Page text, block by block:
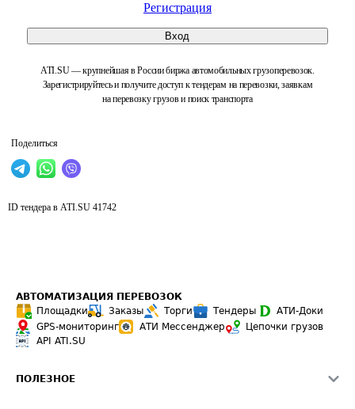
Регистрация
Вход
ATI.SU — крупнейшая в России биржа автомобильных грузоперевозок.
Зарегистрируйтесь и получите доступ к тендерам на перевозки, заявкам
на перевозку грузов и поиск транспорта
Поделиться
ID тендера в ATI.SU 41742
АВТОМАТИЗАЦИЯ ПЕРЕВОЗОК
Площадки
Заказы Торги Тендеры
АТИ-Доки
GPS-мониторинг
АТИ Мессенджер
Цепочки грузов
API ATI.SU
ПОЛЕЗНОЕ